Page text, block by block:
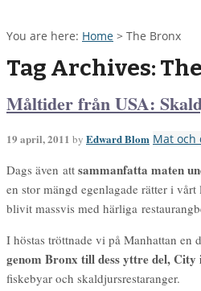
You are here: Home > The Bronx
Tag Archives:
Måltider från USA:
19 april, 2011 by Edward Blom Mat och
Dags även att sammanfatta maten
en stor mängd egenlagade rätter i
blivit massvis med härliga
I höstas tröttnade vi på Manhattan en
genom Bronx till dess yttre del, City
fiskebyar och skaldjursrestaranger.